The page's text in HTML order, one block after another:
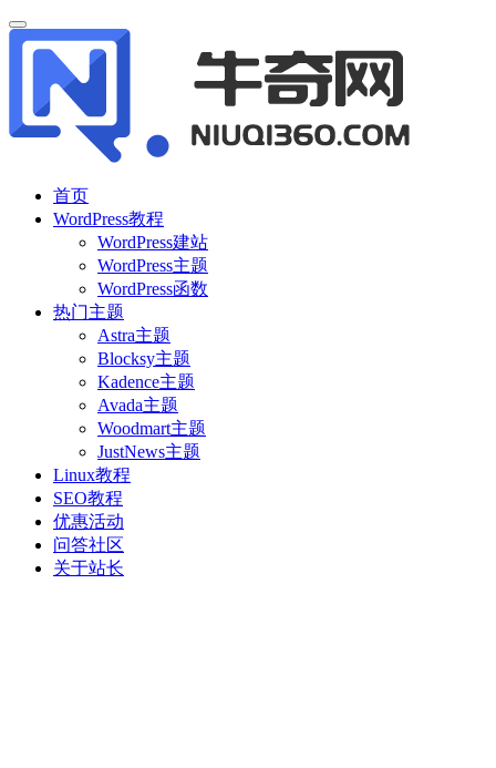
首页
WordPress教程
WordPress建站
WordPress主题
WordPress函数
热门主题
Astra主题
Blocksy主题
Kadence主题
Avada主题
Woodmart主题
JustNews主题
Linux教程
SEO教程
优惠活动
问答社区
关于站长